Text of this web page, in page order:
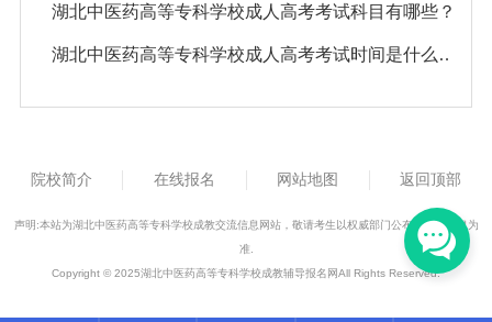
湖北中医药高等专科学校成人高考考试科目有哪些？
湖北中医药高等专科学校成人高考考试时间是什么时候？
院校简介 在线报名 网站地图 返回顶部
声明:本站为湖北中医药高等专科学校成教交流信息网站，敬请考生以权威部门公布的正式信息为
准.
Copyright © 2025湖北中医药高等专科学校成教辅导报名网All Rights Reserved.